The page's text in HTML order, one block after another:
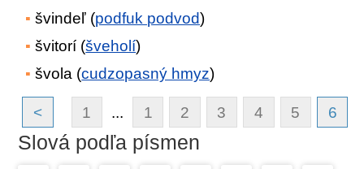
švindeľ (podfuk podvod)
švitorí (šveholí)
švola (cudzopasný hmyz)
< 1 ... 1 2 3 4 5 6
Slová podľa písmen